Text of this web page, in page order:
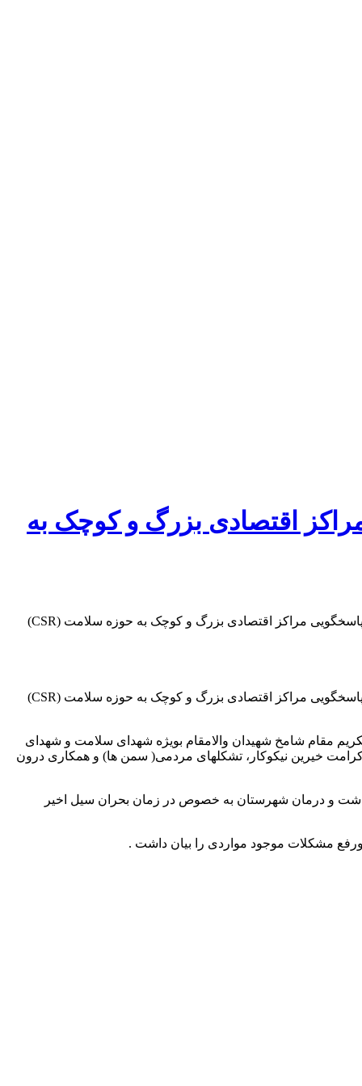
اقتصادی بزرگ و کوچک به
مدیر سازمانهای مردم نهاد و خیرین سلامت دانشگاه علوم پزشکی گیلان در بازدید از حوزه سلامت شهرستان های آستارا و تالش، بر تقویت پاسخگویی مراکز اقتصادی بزرگ و کوچک به حوزه سلامت (CSR)
مدیر سازمانهای مردم نهاد و خیرین سلامت دانشگاه علوم پزشکی گیلان در بازدید از حوزه سلامت شهرستان های آستارا و تالش، بر تقویت پاسخگویی مراکز اقتصادی بزرگ و کوچک به حوزه سلامت (CSR)
مقام شامخ شهیدان والامقام بویژه شهدای سلامت و شهدای
کرامت خیرین نیکوکار، تشکلهای مردمی( سمن ها) و همکاری درون
و درمان شهرستان به خصوص در زمان بحران سیل اخیر
مشکلات موجود مواردی را بیان داشت .